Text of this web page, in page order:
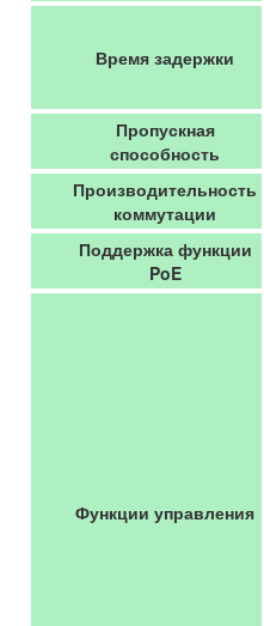
Время задержки
Пропускная
способность
Производительность
коммутации
Поддержка функции
PoE
Функции управления